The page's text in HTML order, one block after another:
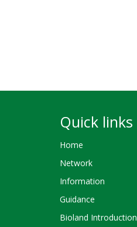
Quick links
Home
Network
Information
Guidance
Bioland Introduction